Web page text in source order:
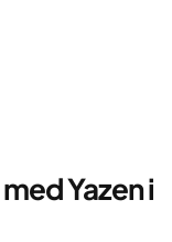
Yazen i